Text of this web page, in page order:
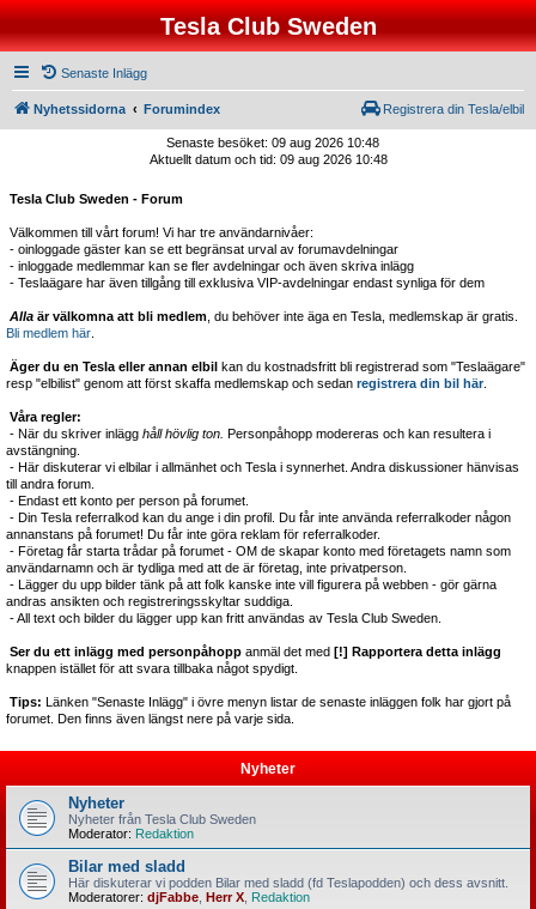
Tesla Club Sweden
Senaste Inlägg
Nyhetssidorna Forumindex Registrera din Tesla/elbil
Senaste besöket: 09 aug 2026 10:48
Aktuellt datum och tid: 09 aug 2026 10:48
Tesla Club Sweden - Forum
Välkommen till vårt forum! Vi har tre användarnivåer:
- oinloggade gäster kan se ett begränsat urval av forumavdelningar
- inloggade medlemmar kan se fler avdelningar och även skriva inlägg
- Teslaägare har även tillgång till exklusiva VIP-avdelningar endast synliga för dem
Alla är välkomna att bli medlem , du behöver inte äga en Tesla, medlemskap är gratis.
Bli medlem här
Äger du en Tesla eller annan elbil kan du kostnadsfritt bli registrerad som "Teslaägare"
resp "elbilist" genom att först skaffa medlemskap och sedan registrera din bil här.
Våra regler:
- När du skriver inlägg håll hövlig ton. Personpåhopp modereras och kan resultera i
avstängning.
- Här diskuterar vi elbilar i allmänhet och Tesla i synnerhet. Andra diskussioner hänvisas
till andra forum.
- Endast ett konto per person på forumet.
- Din Tesla referralkod kan du ange i din profil. Du får inte använda referralkoder någon
annanstans på forumet! Du får inte göra reklam för referralkoder.
- Företag får starta trådar på forumet - OM de skapar konto med företagets namn som
användarnamn och är tydliga med att de är företag, inte privatperson.
- Lägger du upp bilder tänk på att folk kanske inte vill figurera på webben - gör gärna
andras ansikten och registreringsskyltar suddiga.
- All text och bilder du lägger upp kan fritt användas av Tesla Club Sweden.
Ser du ett inlägg med personpåhopp anmäl det med [!] Rapportera detta inlägg
knappen istället för att svara tillbaka något spydigt.
Tips: Länken "Senaste Inlägg" i övre menyn listar de senaste inläggen folk har gjort på
forumet. Den finns även längst nere på varje sida.
Nyheter
Nyheter
Nyheter från Tesla Club Sweden
Moderator: Redaktion
Bilar med sladd
Här diskuterar vi podden Bilar med sladd (fd Teslapodden) och dess avsnitt.
Moderatorer: djFabbe Herr X Redaktion